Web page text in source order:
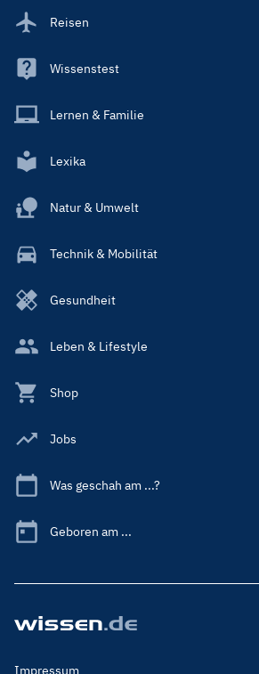
Reisen
Wissenstest
Lernen & Familie
Lexika
Natur & Umwelt
Technik & Mobilität
Gesundheit
Leben & Lifestyle
Shop
Jobs
Was geschah am ...?
Geboren am ...
Footer
Impressum